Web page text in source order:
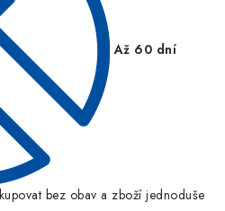
Až 60 dní
bez obav a zboží jednoduše